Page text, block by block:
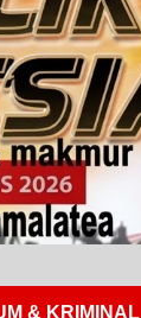
& KRIMINAL